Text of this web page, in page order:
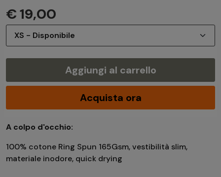
€ 19,00
Aggiungi al carrello
Acquista ora
A colpo d'occhio:
100% cotone Ring Spun 165Gsm, vestibilità slim,
materiale inodore, quick drying